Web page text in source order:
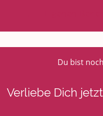
Du bist
Verliebe Dich